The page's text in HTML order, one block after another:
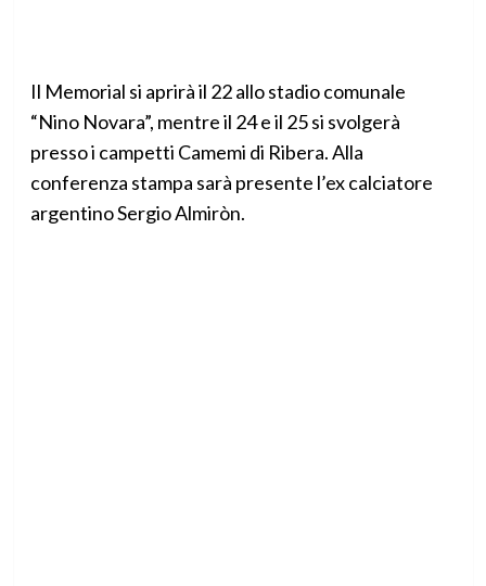
Il Memorial si aprirà il 22 allo stadio comunale
“Nino Novara”, mentre il 24 e il 25 si svolgerà
presso i campetti Camemi di Ribera. Alla
conferenza stampa sarà presente l’ex calciatore
argentino Sergio Almiròn.